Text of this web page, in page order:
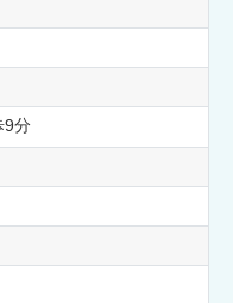
分